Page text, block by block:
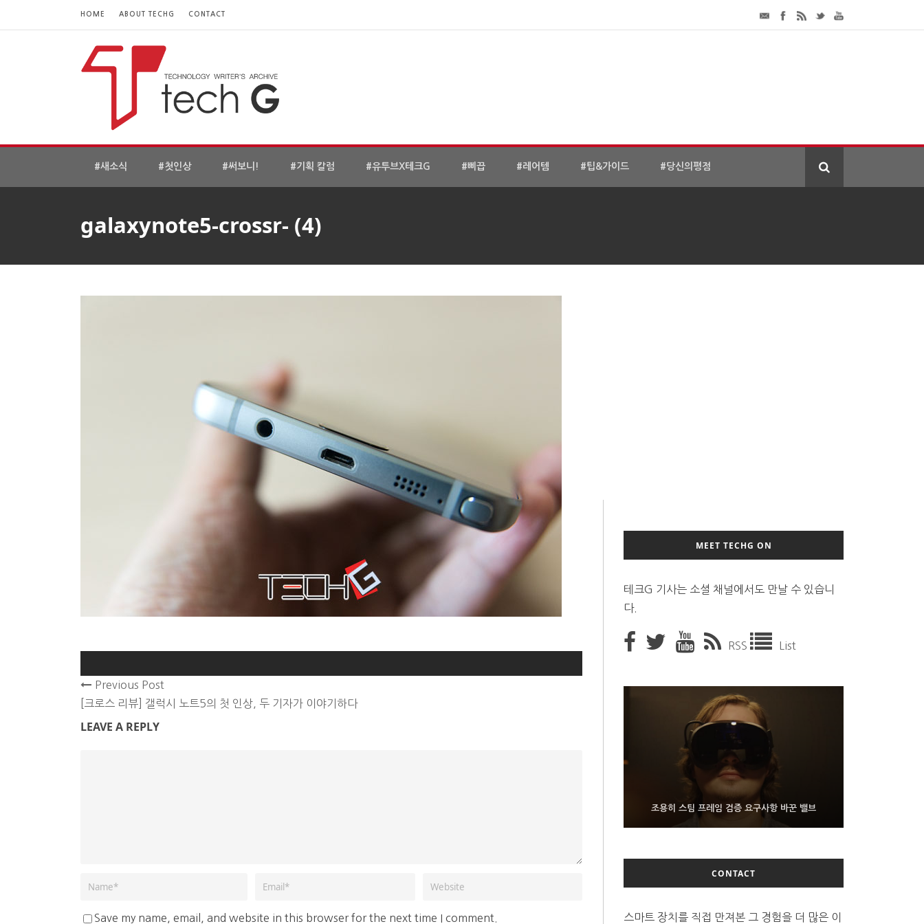
HOME ABOUT TECHG CONTACT
#새소식 #첫인상 #써보니! #기획 칼럼 #유투브X테크G #삐끕 #레어템 #팁&가이드 #당신의평점
galaxynote5-crossr- (4)
Previous Post
[크로스 리뷰] 갤럭시 노트5의 첫 인상, 두 기자가 이야기하다
LEAVE A REPLY
Save my name, email, and website in this browser for the next time I comment.
MEET TECHG ON
테크G 기사는 소셜 채널에서도 만날 수 있습니
다.
RSS List
조용히 스팀 프레임 검증 요구사항 바꾼 밸브
9월 4일부터 서비스 접는 안드로이드 장치용 구글 어
시스턴트
FMS 2026서 차세대 3D 메모리 ZHBM·ZNAND-O
모형 처음 선보인 삼성전자
CONTACT
스마트 장치를 직접 만져본 그 경험을 더 많은 이